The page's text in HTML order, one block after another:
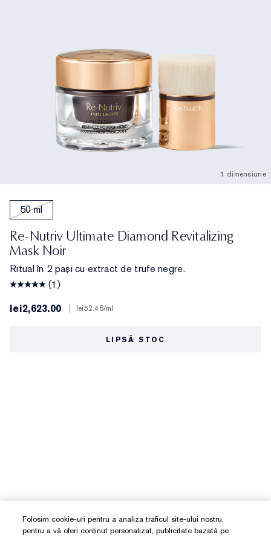
1 dimensiune
50 ml
Re-Nutriv Ultimate Diamond Revitalizing
Mask Noir
Ritual în 2 pași cu extract de trufe negre.
(1)
lei2,623.00
lei52.46/ml
LIPSĂ STOC
Folosim cookie-uri pentru a analiza traficul site-ului nostru,
pentru a vă oferi conținut personalizat, publicitate bazată pe